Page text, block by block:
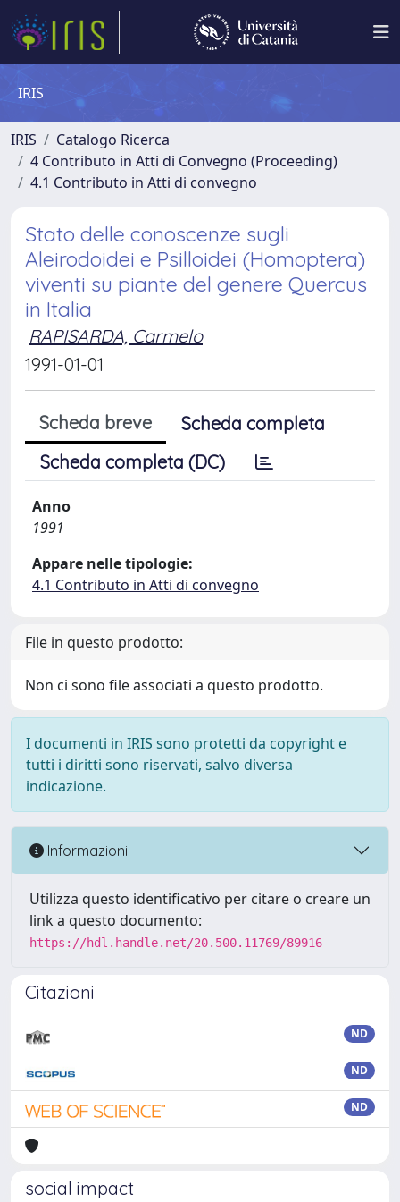
IRIS
IRIS
Catalogo Ricerca
4 Contributo in Atti di Convegno (Proceeding)
4.1 Contributo in Atti di convegno
Stato delle conoscenze sugli
Aleirodoidei e Psilloidei (Homoptera)
viventi su piante del genere Quercus
in Italia
RAPISARDA, Carmelo
1991-01-01
Scheda breve
Scheda completa
Scheda completa (DC)
Anno
1991
Appare nelle tipologie:
4.1 Contributo in Atti di convegno
File in questo prodotto:
Non ci sono file associati a questo prodotto.
I documenti in IRIS sono protetti da copyright e
tutti i diritti sono riservati, salvo diversa
indicazione.
Informazioni
Utilizza questo identificativo per citare o creare un
link a questo documento:
https://hdl.handle.net/20.500.11769/89916
Citazioni
ND
ND
ND
social impact